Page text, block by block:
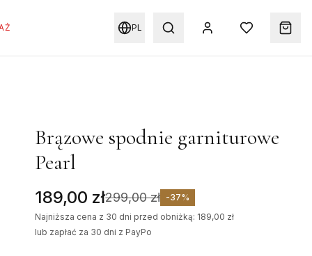
PL
Brązowe spodnie garniturowe
Pearl
189,00 zł299,00 zł -37%
Najniższa cena z 30 dni przed obniżką: 189,00 zł
lub zapłać za 30 dni z PayPo